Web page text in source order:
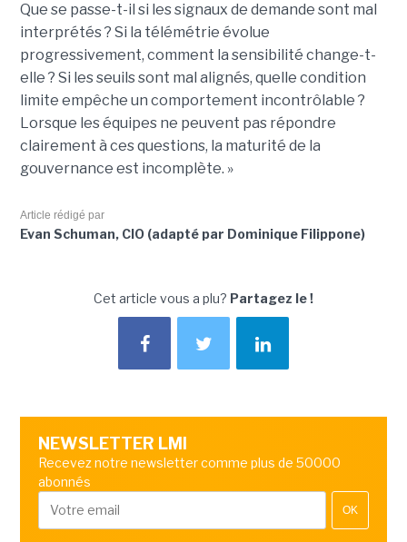
Que se passe-t-il si les signaux de demande sont mal
interprétés ? Si la télémétrie évolue
progressivement, comment la sensibilité change-t-
elle ? Si les seuils sont mal alignés, quelle condition
limite empêche un comportement incontrôlable ?
Lorsque les équipes ne peuvent pas répondre
clairement à ces questions, la maturité de la
gouvernance est incomplète. »
Article rédigé par
Evan Schuman, CIO (adapté par Dominique Filippone)
Cet article vous a plu? Partagez le !
NEWSLETTER LMI
Recevez notre newsletter comme plus de 50000
abonnés
OK